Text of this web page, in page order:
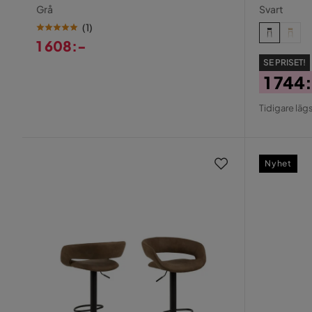
Grå
(1)
1 608:-
Svart
SE PRISET!
Pris
1
Tidigare
Nyhet